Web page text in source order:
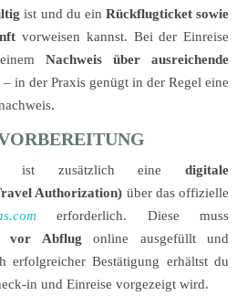
ist und du ein Rückflugticket sowie
vorweisen kannst. Bei der Einreise
Nachweis über ausreichende
– in der Praxis genügt in der Regel eine
ist zusätzlich eine digitale
Authorization) über das offizielle
erforderlich. Diese muss
vor Abflug online ausgefüllt und
erfolgreicher Bestätigung erhältst du
in und Einreise vorgezeigt wird.